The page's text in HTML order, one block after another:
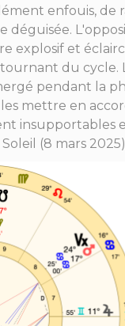
enfouis, de
explosif et
du cycle.
pendant la
mettre en
insupportables
(8 mars 2025)